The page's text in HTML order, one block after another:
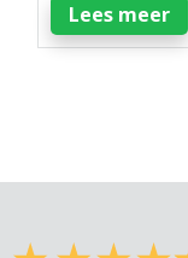
Lees meer